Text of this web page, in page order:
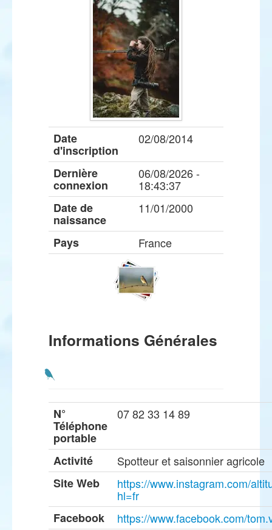
Date
d'inscription
02/08/2014
Dernière
connexion
06/08/2026 -
18:43:37
Date de
naissance
11/01/2000
Pays France
Informations Générales
N°
Téléphone
portable
07 82 33 14 89
Activité
Spotteur et saisonnier agricole
Site Web
https://www.instagram.com/
hl=fr
Facebook
https://www.facebook.com/